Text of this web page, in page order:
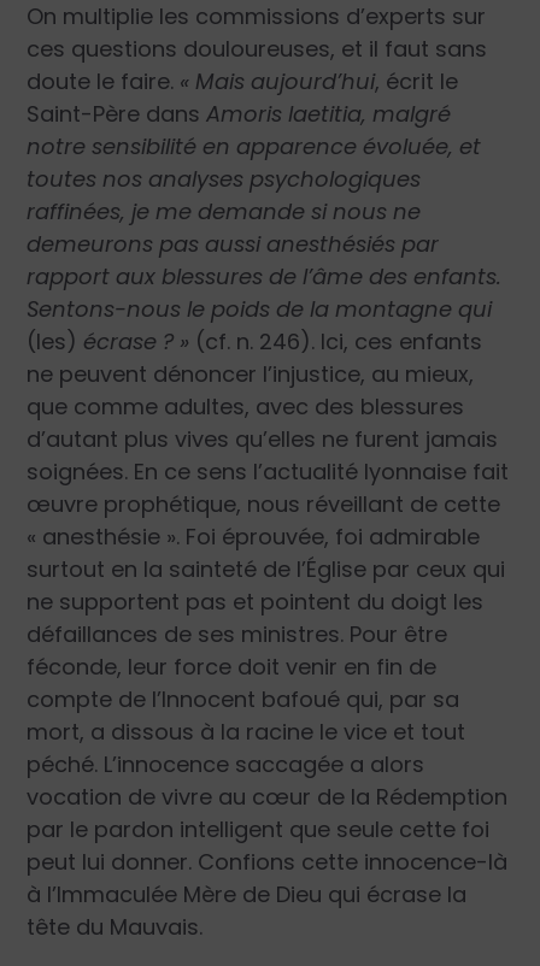
On multiplie les commissions d’experts sur
ces questions douloureuses, et il faut sans
doute le faire. « Mais aujourd’hui, écrit le
Saint-Père dansAmoris laetitia, malgré
notre sensibilité en apparence évoluée, et
toutes nos analyses psychologiques
raffinées, je me demande si nous ne
demeurons pas aussi anesthésiés par
rapport aux blessures de l’âme des enfants.
Sentons-nous le poids de la montagne qui
(les) écrase ? » (cf. n. 246). Ici, ces enfants
ne peuvent dénoncer l’injustice, au mieux,
que comme adultes, avec des blessures
d’autant plus vives qu’elles ne furent jamais
soignées. En ce sens l’actualité lyonnaise fait
œuvre prophétique, nous réveillant de cette
« anesthésie ». Foi éprouvée, foi admirable
surtout en la sainteté de l’Église par ceux qui
ne supportent pas et pointent du doigt les
défaillances de ses ministres. Pour être
féconde, leur force doit venir en fin de
compte de l’Innocent bafoué qui, par sa
mort, a dissous à la racine le vice et tout
péché. L’innocence saccagée a alors
vocation de vivre au cœur de la Rédemption
par le pardon intelligent que seule cette foi
peut lui donner. Confions cette innocence-là
à l’Immaculée Mère de Dieu qui écrase la
tête du Mauvais.